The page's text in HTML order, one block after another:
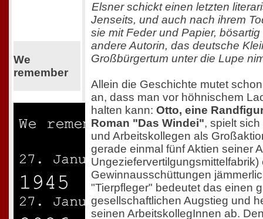
We
remember
Elsner schickt einen letzten
Jenseits, und auch nach ihrem
sie mit Feder und Papier,
andere Autorin, das deutsche
Großbürgertum unter die Lupe
Allein die Geschichte mutet
an, dass man vor höhnischem
halten kann: Otto, eine
Roman "Das Windei", spielt
und Arbeitskollegen als
gerade einmal fünf Aktien seiner
Gewinnausschüttungen
"Tierpfleger" bedeutet das einen
gesellschaftlichen Augstieg und
seinen ArbeitskollegInnen ab.